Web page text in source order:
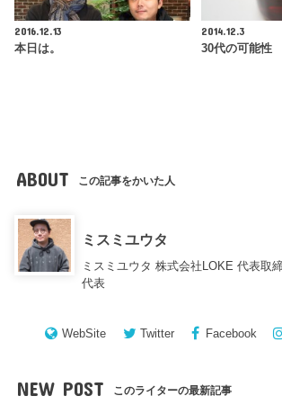
2016.12.13
本日は。
2014.12.3
30代の可能性
ABOUT この記事をかいた人
ミスミユウタ
ミスミユウタ 株式会社LOKE 代表取
代表
WebSite Twitter Facebook
NEW POST このライターの最新記事